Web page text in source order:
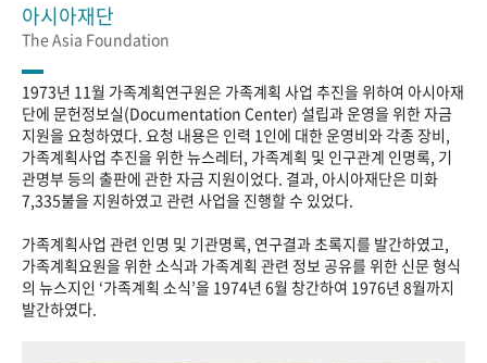
아시아재단
The Asia Foundation
1973년 11월 가족계획연구원은 가족계획 사업 추진을 위하여 아시아재
단에 문헌정보실(Documentation Center) 설립과 운영을 위한 자금
지원을 요청하였다. 요청 내용은 인력 1인에 대한 운영비와 각종 장비,
가족계획사업 추진을 위한 뉴스레터, 가족계획 및 인구관계 인명록, 기
관명부 등의 출판에 관한 자금 지원이었다. 결과, 아시아재단은 미화
7,335불을 지원하였고 관련 사업을 진행할 수 있었다.
가족계획사업 관련 인명 및 기관명록, 연구결과 초록지를 발간하였고,
가족계획요원을 위한 소식과 가족계획 관련 정보 공유를 위한 신문 형식
의 뉴스지인 ‘가족계획 소식’을 1974년 6월 창간하여 1976년 8월까지
발간하였다.